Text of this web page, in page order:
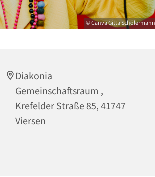
© Canva Gitta Schölermann
Diakonia
Gemeinschaftsraum ,
Krefelder Straße 85, 41747
Viersen